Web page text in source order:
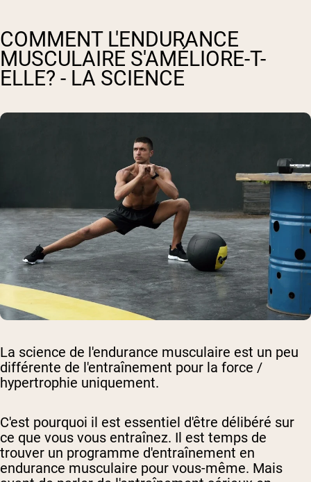
COMMENT L'ENDURANCE
MUSCULAIRE S'AMÉLIORE-T-
ELLE? - LA SCIENCE
La science de l'endurance musculaire est un peu
différente de l'entraînement pour la force /
hypertrophie uniquement.
C'est pourquoi il est essentiel d'être délibéré sur
ce que vous vous entraînez. Il est temps de
trouver un programme d'entraînement en
endurance musculaire pour vous-même. Mais